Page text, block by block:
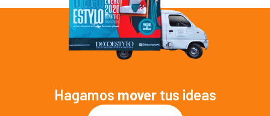
Hagamos movertus ideas